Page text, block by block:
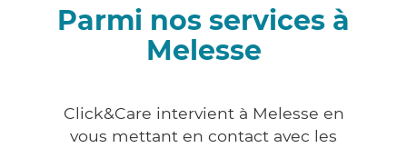
Parmi nos services à
Melesse
Click&Care intervient à Melesse en
vous mettant en contact avec les